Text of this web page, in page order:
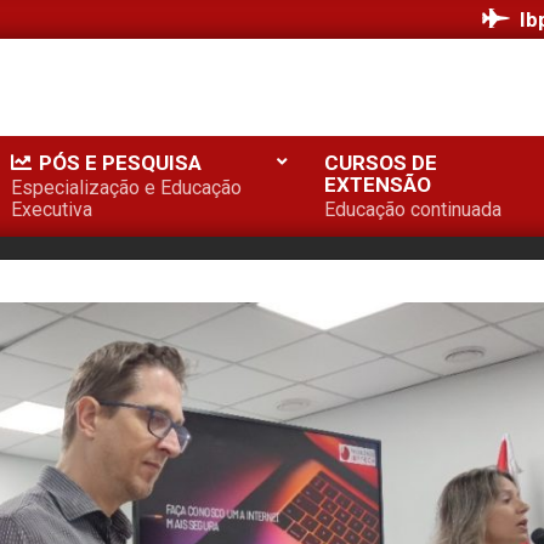
PÓS E PESQUISA
Especialização e Educação
Executiva
CURSOS DE
EXTENSÃO
Educação continuada